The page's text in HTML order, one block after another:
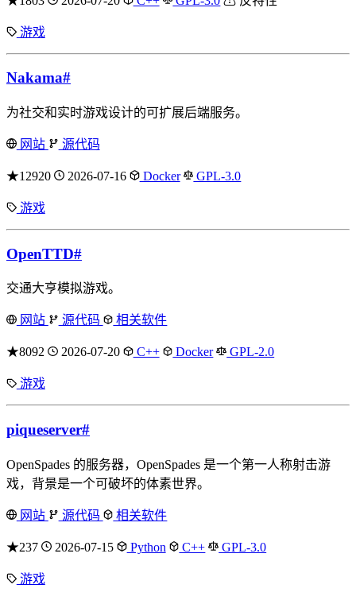
游戏
Nakama#
为社交和实时游戏设计的可扩展后端服务。
网站 源代码
★12920 2026-07-16 Docker GPL-3.0
游戏
OpenTTD#
交通大亨模拟游戏。
网站 源代码 相关软件
★8092 2026-07-20 C++ Docker GPL-2.0
游戏
piqueserver#
OpenSpades 的服务器，OpenSpades 是一个第一人称射击游
戏，背景是一个可破坏的体素世界。
网站 源代码 相关软件
★237 2026-07-15 Python C++ GPL-3.0
游戏